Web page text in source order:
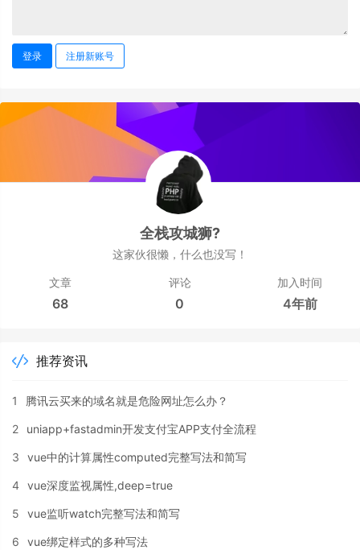
登录 注册新账号
全栈攻城狮?
这家伙很懒，什么也没写！
文章
68
评论
0
加入时间
4年前
推荐资讯
1 腾讯云买来的域名就是危险网址怎么办？
2 uniapp+fastadmin开发支付宝APP支付全流程
3 vue中的计算属性computed完整写法和简写
4 vue深度监视属性,deep=true
5 vue监听watch完整写法和简写
6 vue绑定样式的多种写法